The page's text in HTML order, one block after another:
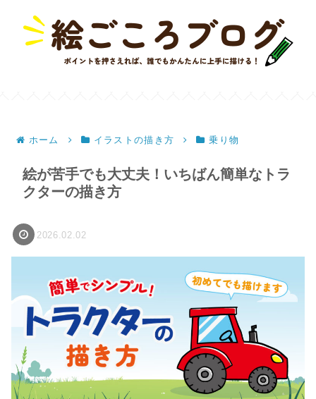
ホーム イラストの描き方 乗り物
絵が苦手でも大丈夫！いちばん簡単なトラ
クターの描き方
2026.02.02